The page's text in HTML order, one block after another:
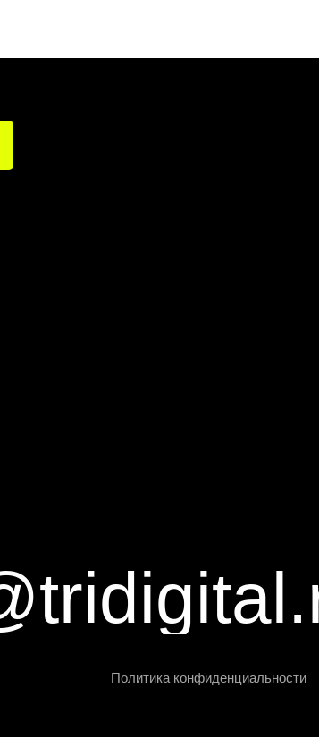
Политика конфиденциальности